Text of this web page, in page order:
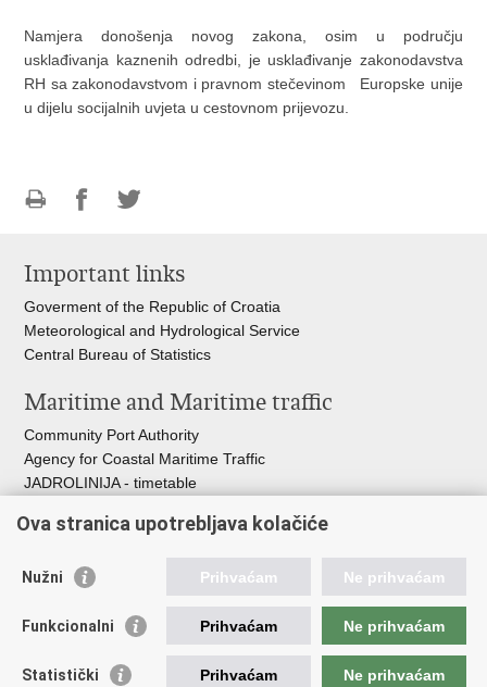
Namjera donošenja novog zakona, osim u području
usklađivanja kaznenih odredbi, je usklađivanje zakonodavstva
RH sa zakonodavstvom i pravnom stečevinom Europske unije
u dijelu socijalnih uvjeta u cestovnom prijevozu.
page
FacebookTwitteru
Important links
Goverment of the Republic of Croatia
Meteorological and Hydrological Service
Central Bureau of Statistics
Maritime and Maritime traffic
Community Port Authority
Agency for Coastal Maritime Traffic
JADROLINIJA - timetable
Croatian Motorways
Bus station Zagreb
Craotian Railways Passenger Transport
Ova stranica upotrebljava kolačiće
Nužni Prihvaćam Ne prihvaćam
Funkcionalni Prihvaćam Ne prihvaćam
Statistički Prihvaćam Ne prihvaćam